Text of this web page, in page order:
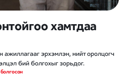
хамтдаа
ажиллагааг эрхэмлэн, нийт оролцогч
бий болгохыг зорьдог.